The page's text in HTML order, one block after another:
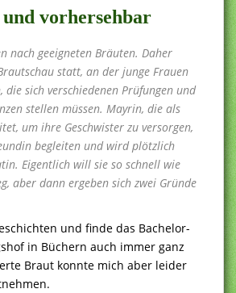
vorhersehbar
nach geeigneten Bräuten. Daher
statt, an der junge Frauen
die sich verschiedenen Prüfungen und
stellen müssen. Mayrin, die als
um ihre Geschwister zu versorgen,
begleiten und wird plötzlich
Eigentlich will sie so schnell wie
aber dann ergeben sich zwei Gründe
und finde das Bachelor-
in Büchern auch immer ganz
Braut konnte mich aber leider